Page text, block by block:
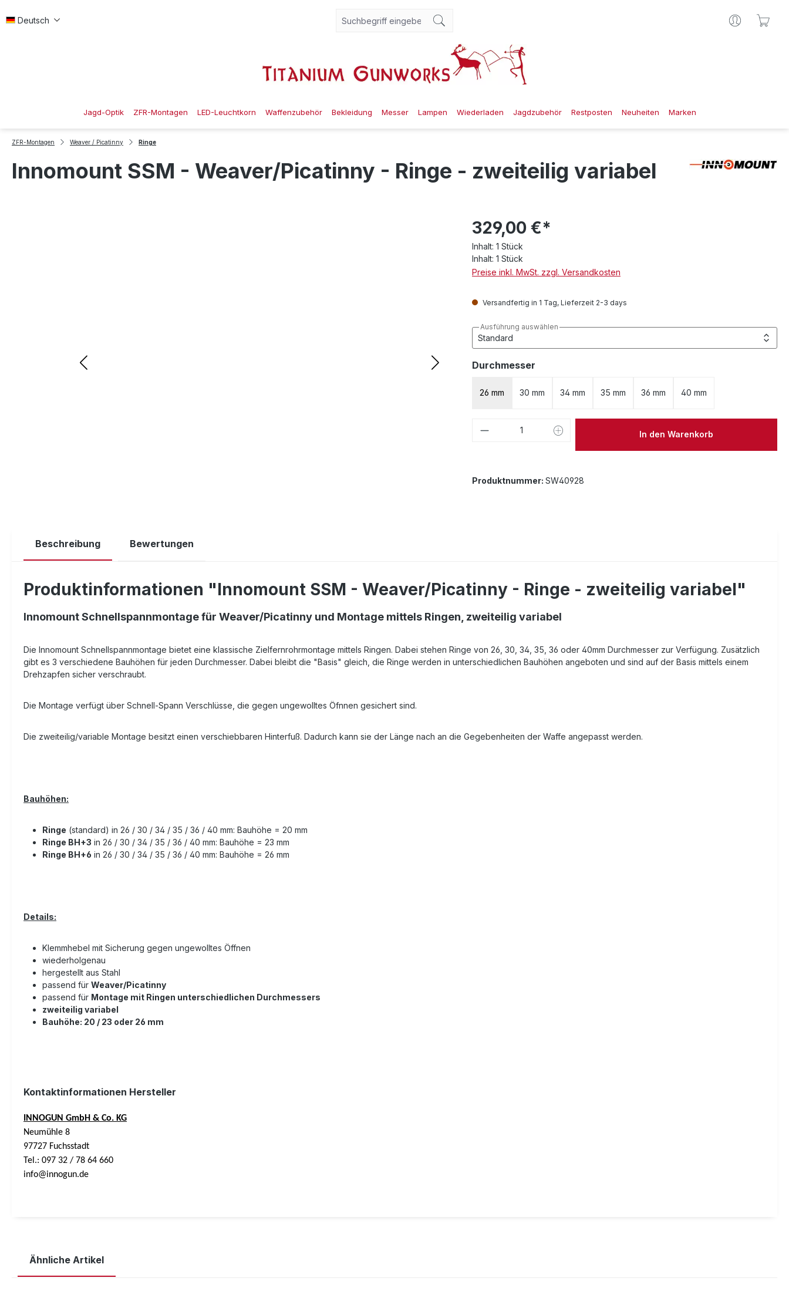
Deutsch
Jagd-Optik ZFR-Montagen LED-Leuchtkorn Waffenzubehör Bekleidung Messer Lampen Wiederladen Jagdzubehör Restposten Neuheiten Marken
ZFR-Montagen Weaver / Picatinny Ringe
Innomount SSM - Weaver/Picatinny - Ringe - zweiteilig variabel
329,00 €*
Inhalt: 1 Stück
Inhalt: 1 Stück
Preise inkl. MwSt. zzgl. Versandkosten
Versandfertig in 1 Tag, Lieferzeit 2-3 days
Ausführung auswählen
Durchmesser
26 mm 30 mm 34 mm 35 mm 36 mm 40 mm
Produkt Anzahl: Gib den gewünschten Wert
In den Warenkorb
Produktnummer: SW40928
Beschreibung Bewertungen
Produktinformationen "Innomount SSM - Weaver/Picatinny - Ringe - zweiteilig variabel"
Innomount Schnellspannmontage für Weaver/Picatinny und Montage mittels Ringen, zweiteilig variabel
Die Innomount Schnellspannmontage bietet eine klassische Zielfernrohrmontage mittels Ringen. Dabei stehen Ringe von 26, 30, 34, 35, 36 oder 40mm Durchmesser zur Verfügung. Zusätzlich
gibt es 3 verschiedene Bauhöhen für jeden Durchmesser. Dabei bleibt die "Basis" gleich, die Ringe werden in unterschiedlichen Bauhöhen angeboten und sind auf der Basis mittels einem
Drehzapfen sicher verschraubt.
Die Montage verfügt über Schnell-Spann Verschlüsse, die gegen ungewolltes Öfnnen gesichert sind.
Die zweiteilig/variable Montage besitzt einen verschiebbaren Hinterfuß. Dadurch kann sie der Länge nach an die Gegebenheiten der Waffe angepasst werden.
Bauhöhen:
Ringe (standard) in 26 / 30 / 34 / 35 / 36 / 40 mm: Bauhöhe = 20 mm
Ringe BH+3 in 26 / 30 / 34 / 35 / 36 / 40 mm: Bauhöhe = 23 mm
Ringe BH+6 in 26 / 30 / 34 / 35 / 36 / 40 mm: Bauhöhe = 26 mm
Details:
Klemmhebel mit Sicherung gegen ungewolltes Öffnen
wiederholgenau
hergestellt aus Stahl
passend für Weaver/Picatinny
passend für Montage mit Ringen unterschiedlichen Durchmessers
zweiteilig variabel
Bauhöhe: 20 / 23 oder 26 mm
Kontaktinformationen Hersteller
INNOGUN GmbH & Co. KG
Neumühle 8
97727 Fuchsstadt
Tel.: 097 32 / 78 64 660
info@innogun.de
Ähnliche Artikel